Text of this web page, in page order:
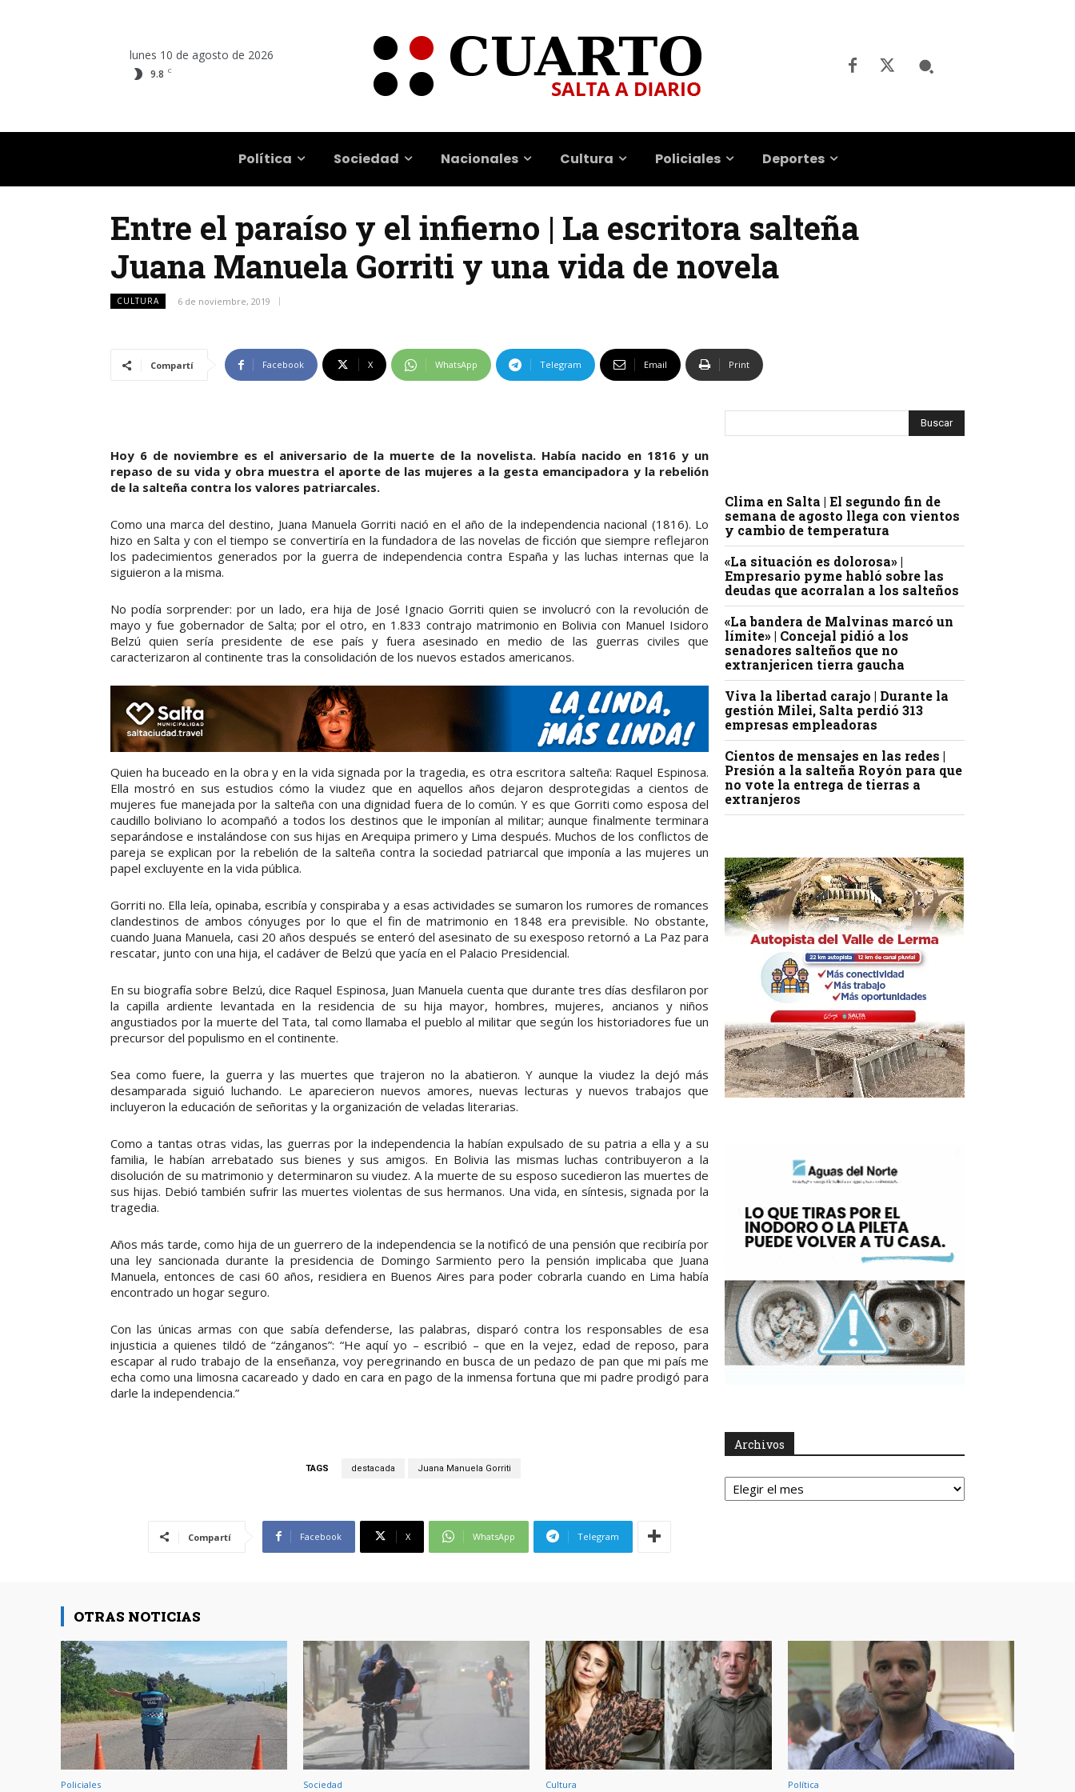
lunes 10 de agosto de 2026
9.8 C
Política Sociedad Nacionales Cultura Policiales Deportes
Entre el paraíso y el infierno | La escritora salteña
Juana Manuela Gorriti y una vida de novela
CULTURA 6 de noviembre, 2019
Compartí Facebook X WhatsApp Telegram Email Print
Hoy 6 de noviembre es el aniversario de la muerte de la novelista. Había nacido en 1816 y un
repaso de su vida y obra muestra el aporte de las mujeres a la gesta emancipadora y la rebelión
de la salteña contra los valores patriarcales.
Como una marca del destino, Juana Manuela Gorriti nació en el año de la independencia nacional (1816). Lo
hizo en Salta y con el tiempo se convertiría en la fundadora de las novelas de ficción que siempre reflejaron
los padecimientos generados por la guerra de independencia contra España y las luchas internas que la
siguieron a la misma.
No podía sorprender: por un lado, era hija de José Ignacio Gorriti quien se involucró con la revolución de
mayo y fue gobernador de Salta; por el otro, en 1.833 contrajo matrimonio en Bolivia con Manuel Isidoro
Belzú quien sería presidente de ese país y fuera asesinado en medio de las guerras civiles que
caracterizaron al continente tras la consolidación de los nuevos estados americanos.
Quien ha buceado en la obra y en la vida signada por la tragedia, es otra escritora salteña: Raquel Espinosa.
Ella mostró en sus estudios cómo la viudez que en aquellos años dejaron desprotegidas a cientos de
mujeres fue manejada por la salteña con una dignidad fuera de lo común. Y es que Gorriti como esposa del
caudillo boliviano lo acompañó a todos los destinos que le imponían al militar; aunque finalmente terminara
separándose e instalándose con sus hijas en Arequipa primero y Lima después. Muchos de los conflictos de
pareja se explican por la rebelión de la salteña contra la sociedad patriarcal que imponía a las mujeres un
papel excluyente en la vida pública.
Gorriti no. Ella leía, opinaba, escribía y conspiraba y a esas actividades se sumaron los rumores de romances
clandestinos de ambos cónyuges por lo que el fin de matrimonio en 1848 era previsible. No obstante,
cuando Juana Manuela, casi 20 años después se enteró del asesinato de su exesposo retornó a La Paz para
rescatar, junto con una hija, el cadáver de Belzú que yacía en el Palacio Presidencial.
En su biografía sobre Belzú, dice Raquel Espinosa, Juan Manuela cuenta que durante tres días desfilaron por
la capilla ardiente levantada en la residencia de su hija mayor, hombres, mujeres, ancianos y niños
angustiados por la muerte del Tata, tal como llamaba el pueblo al militar que según los historiadores fue un
precursor del populismo en el continente.
Sea como fuere, la guerra y las muertes que trajeron no la abatieron. Y aunque la viudez la dejó más
desamparada siguió luchando. Le aparecieron nuevos amores, nuevas lecturas y nuevos trabajos que
incluyeron la educación de señoritas y la organización de veladas literarias.
Como a tantas otras vidas, las guerras por la independencia la habían expulsado de su patria a ella y a su
familia, le habían arrebatado sus bienes y sus amigos. En Bolivia las mismas luchas contribuyeron a la
disolución de su matrimonio y determinaron su viudez. A la muerte de su esposo sucedieron las muertes de
sus hijas. Debió también sufrir las muertes violentas de sus hermanos. Una vida, en síntesis, signada por la
tragedia.
Años más tarde, como hija de un guerrero de la independencia se la notificó de una pensión que recibiría por
una ley sancionada durante la presidencia de Domingo Sarmiento pero la pensión implicaba que Juana
Manuela, entonces de casi 60 años, residiera en Buenos Aires para poder cobrarla cuando en Lima había
encontrado un hogar seguro.
Con las únicas armas con que sabía defenderse, las palabras, disparó contra los responsables de esa
injusticia a quienes tildó de “zánganos”: “He aquí yo – escribió – que en la vejez, edad de reposo, para
escapar al rudo trabajo de la enseñanza, voy peregrinando en busca de un pedazo de pan que mi país me
echa como una limosna cacareado y dado en cara en pago de la inmensa fortuna que mi padre prodigó para
darle la independencia.”
TAGS destacada Juana Manuela Gorriti
Compartí Facebook X WhatsApp Telegram
Clima en Salta | El segundo fin de
semana de agosto llega con vientos
y cambio de temperatura
«La situación es dolorosa» |
Empresario pyme habló sobre las
deudas que acorralan a los salteños
«La bandera de Malvinas marcó un
límite» | Concejal pidió a los
senadores salteños que no
extranjericen tierra gaucha
Viva la libertad carajo | Durante la
gestión Milei, Salta perdió 313
empresas empleadoras
Cientos de mensajes en las redes |
Presión a la salteña Royón para que
no vote la entrega de tierras a
extranjeros
Archivos
Archivos
OTRAS NOTICIAS
Policiales Sociedad Cultura Política